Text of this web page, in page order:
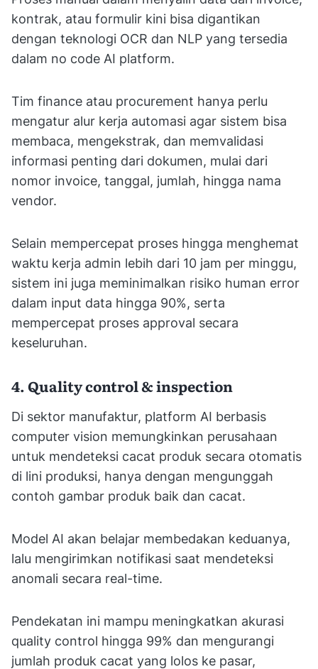
kontrak, atau formulir kini bisa digantikan
dengan teknologi OCR dan NLP yang tersedia
dalam no code AI platform.
Tim finance atau procurement hanya perlu
mengatur alur kerja automasi agar sistem bisa
membaca, mengekstrak, dan memvalidasi
informasi penting dari dokumen, mulai dari
nomor invoice, tanggal, jumlah, hingga nama
vendor.
Selain mempercepat proses hingga menghemat
waktu kerja admin lebih dari 10 jam per minggu,
sistem ini juga meminimalkan risiko human error
dalam input data hingga 90%, serta
mempercepat proses approval secara
keseluruhan.
4. Quality control & inspection
Di sektor manufaktur, platform AI berbasis
computer vision memungkinkan perusahaan
untuk mendeteksi cacat produk secara otomatis
di lini produksi, hanya dengan mengunggah
contoh gambar produk baik dan cacat.
Model AI akan belajar membedakan keduanya,
lalu mengirimkan notifikasi saat mendeteksi
anomali secara real-time.
Pendekatan ini mampu meningkatkan akurasi
quality control hingga 99% dan mengurangi
jumlah produk cacat yang lolos ke pasar,